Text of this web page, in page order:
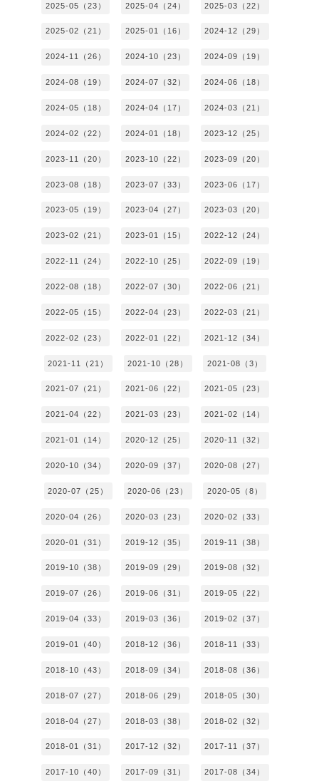
2025-05（23） 2025-04（24） 2025-03（22）
2025-02（21） 2025-01（16） 2024-12（29）
2024-11（26） 2024-10（23） 2024-09（19）
2024-08（19） 2024-07（32） 2024-06（18）
2024-05（18） 2024-04（17） 2024-03（21）
2024-02（22） 2024-01（18） 2023-12（25）
2023-11（20） 2023-10（22） 2023-09（20）
2023-08（18） 2023-07（33） 2023-06（17）
2023-05（19） 2023-04（27） 2023-03（20）
2023-02（21） 2023-01（15） 2022-12（24）
2022-11（24） 2022-10（25） 2022-09（19）
2022-08（18） 2022-07（30） 2022-06（21）
2022-05（15） 2022-04（23） 2022-03（21）
2022-02（23） 2022-01（22） 2021-12（34）
2021-11（21） 2021-10（28） 2021-08（3）
2021-07（21） 2021-06（22） 2021-05（23）
2021-04（22） 2021-03（23） 2021-02（14）
2021-01（14） 2020-12（25） 2020-11（32）
2020-10（34） 2020-09（37） 2020-08（27）
2020-07（25） 2020-06（23） 2020-05（8）
2020-04（26） 2020-03（23） 2020-02（33）
2020-01（31） 2019-12（35） 2019-11（38）
2019-10（38） 2019-09（29） 2019-08（32）
2019-07（26） 2019-06（31） 2019-05（22）
2019-04（33） 2019-03（36） 2019-02（37）
2019-01（40） 2018-12（36） 2018-11（33）
2018-10（43） 2018-09（34） 2018-08（36）
2018-07（27） 2018-06（29） 2018-05（30）
2018-04（27） 2018-03（38） 2018-02（32）
2018-01（31） 2017-12（32） 2017-11（37）
2017-10（40） 2017-09（31） 2017-08（34）